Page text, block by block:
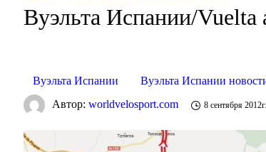
Вуэльта Испании/Vuelta
Вуэльта Испании Вуэльта Испании
Автор:worldvelosport.com 8 сентября 2012г.